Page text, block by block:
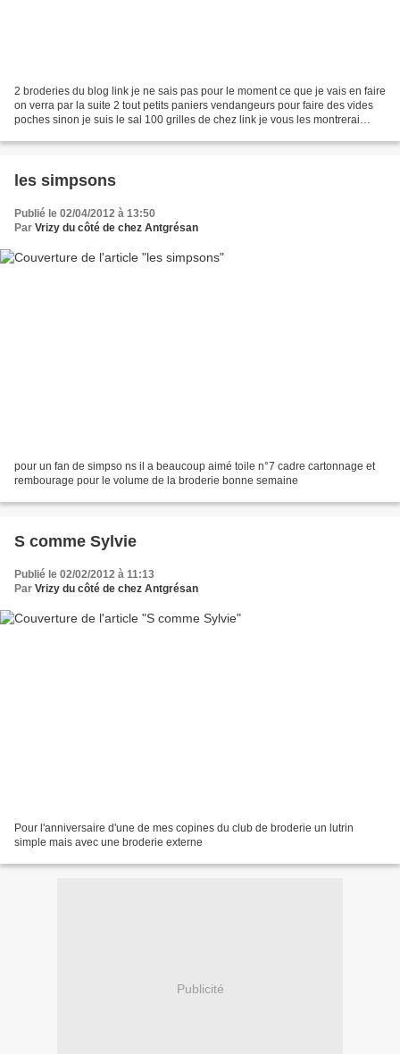
2 broderies du blog link je ne sais pas pour le moment ce que je vais en faire
on verra par la suite 2 tout petits paniers vendangeurs pour faire des vides
poches sinon je suis le sal 100 grilles de chez link je vous les montrerai
les simpsons
Publié le 02/04/2012 à 13:50
Par Vrizy du côté de chez Antgrésan
pour un fan de simpso ns il a beaucoup aimé toile n°7 cadre cartonnage et
rembourage pour le volume de la broderie bonne semaine
S comme Sylvie
Publié le 02/02/2012 à 11:13
Par Vrizy du côté de chez Antgrésan
Pour l'anniversaire d'une de mes copines du club de broderie un lutrin
simple mais avec une broderie externe
Publicité